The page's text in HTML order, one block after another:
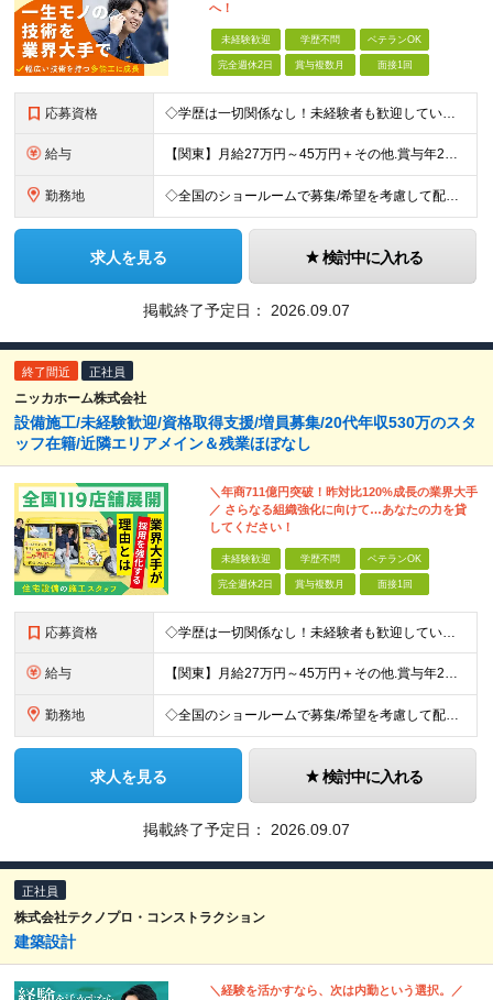
へ！
未経験歓迎 学歴不問 ベテランOK
完全週休2日 賞与複数月 面接1回
応募資格 ◇学歴は一切関係なし！未経験者も歓迎しています ◇30歳以下の方/普通自動車免許（AT限定可） ＼必須条件／ ・30歳以下の方（長期勤続によるキャリア形成のため） ・要普通免許（AT限定可） ＼募
給与 【関東】月給27万円～45万円＋その他.賞与年2回 【その他の地域】月給25万円～45万円＋その他.賞与年2回 ◆資格・能力等に応じて、それ以上の額からのスタートもあり！ 普免以外の資格やスキルがあ
勤務地 ◇全国のショールームで募集/希望を考慮して配属 ◇北海道/東北/関東/中部/近畿/中国・四国/九州 募集エリア ￣￣￣￣￣￣￣￣￣￣￣￣￣￣ ▽北海道エリア 北海道 ▽東北エリア 宮城県、福島県
求人を見る 検討中に入れる
掲載終了予定日： 2026.09.07
終了間近 正社員
ニッカホーム株式会社
設備施工/未経験歓迎/資格取得支援/増員募集/20代年収530万のスタ
ッフ在籍/近隣エリアメイン＆残業ほぼなし
＼年商711億円突破！昨対比120%成長の業界大手
／ さらなる組織強化に向けて…あなたの力を貸
してください！
未経験歓迎 学歴不問 ベテランOK
完全週休2日 賞与複数月 面接1回
応募資格 ◇学歴は一切関係なし！未経験者も歓迎しています ◇30歳以下の方/普通自動車免許（AT限定可） ＼必須条件／ ・30歳以下の方（長期勤続によるキャリア形成のため） ・要普通免許（AT限定可） ＼募
給与 【関東】月給27万円～45万円＋その他.賞与年2回 【その他の地域】月給25万円～45万円＋その他.賞与年2回 ◆資格・能力等に応じて、それ以上の額からのスタートもあり！ 普免以外の資格やスキルがあ
勤務地 ◇全国のショールームで募集/希望を考慮して配属 ◇北海道/東北/関東/中部/近畿/中国・四国/九州 募集エリア ￣￣￣￣￣￣￣￣￣￣￣￣￣￣ ▽北海道エリア 北海道 ▽東北エリア 宮城県、福島県
求人を見る 検討中に入れる
掲載終了予定日： 2026.09.07
正社員
株式会社テクノプロ・コンストラクション
建築設計
＼経験を活かすなら、次は内勤という選択。／